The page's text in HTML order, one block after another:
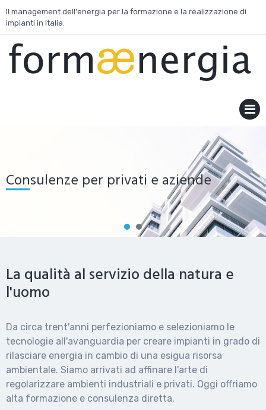
Skip
to
content
Il management dell'energia per la formazione e la realizzazione di
impianti in Italia.
Consulenze per privati e aziende
La qualità al servizio della natura e
l'uomo
Da circa trent'anni perfezioniamo e selezioniamo le
tecnologie all'avanguardia per creare impianti in grado di
rilasciare energia in cambio di una esigua risorsa
ambientale. Siamo arrivati ad affinare l'arte di
regolarizzare ambienti industriali e privati. Oggi offriamo
alta formazione e consulenza diretta.